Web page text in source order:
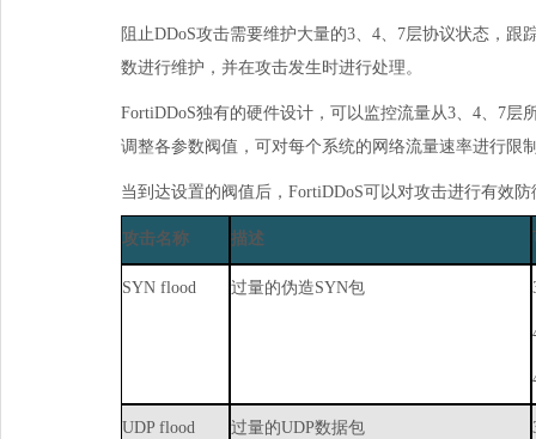
阻止DDoS攻击需要维护大量的3 4 7层协议状态，跟
数进行维护，并在攻击发生时进行处理。
FortiDDoS独有的硬件设计，可以监控流量从3 4 7层
调整各参数阀值，可对每个系统的网络流量速率进行限
当到达设置的阀值后， FortiDDoS可以对攻击进行有效
攻击名称 描述
SYNflood 过量的伪造SYN包
UDPflood 过量的UDP数据包